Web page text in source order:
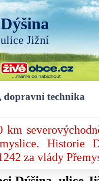
Dýšina
ulice Jižní
dopravní technika
km
Historie
za vlády